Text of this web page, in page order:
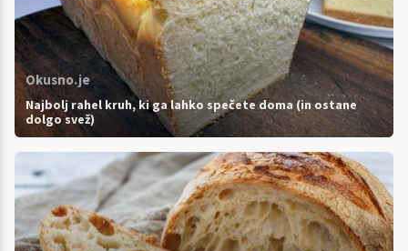
Okusno.je
Najbolj rahel kruh, ki ga lahko spečete doma (in ostane
dolgo svež)